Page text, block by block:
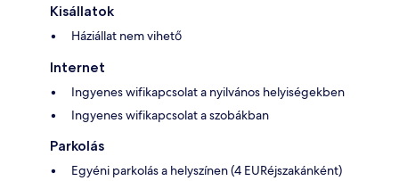
Kisállatok
Háziállat nem vihető
Internet
Ingyenes wifikapcsolat a nyilvános helyiségekben
Ingyenes wifikapcsolat a szobákban
Parkolás
Egyéni parkolás a helyszínen (4 EURéjszakánként)